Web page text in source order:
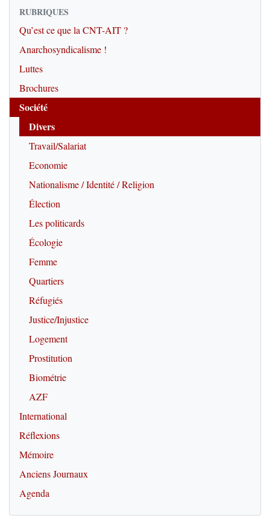
RUBRIQUES
Qu’est ce que la CNT-AIT ?
Anarchosyndicalisme !
Luttes
Brochures
Société
Divers
Travail/Salariat
Economie
Nationalisme / Identité / Religion
Élection
Les politicards
Écologie
Femme
Quartiers
Réfugiés
Justice/Injustice
Logement
Prostitution
Biométrie
AZF
International
Réflexions
Mémoire
Anciens Journaux
Agenda